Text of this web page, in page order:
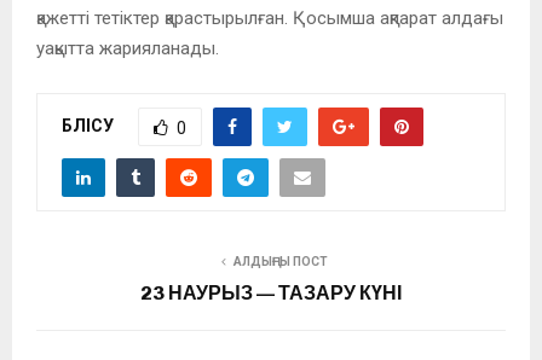
қажетті тетіктер қарастырылған. Қосымша ақпарат алдағы
уақытта жарияланады.
БӨЛІСУ 0
АЛДЫҢҒЫ ПОСТ
23 НАУРЫЗ — ТАЗАРУ КҮНІ